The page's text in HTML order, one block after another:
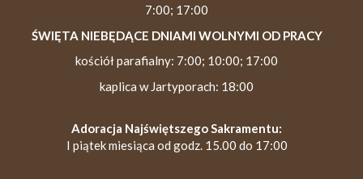
7:00; 17:00
ŚWIĘTA NIEBĘDĄCE DNIAMI WOLNYMI OD PRACY
kościół parafialny: 7:00; 10:00; 17:00
kaplica w Jartyporach: 18:00
Adoracja Najświętszego Sakramentu:
I piątek miesiąca od godz. 15.00 do 17:00